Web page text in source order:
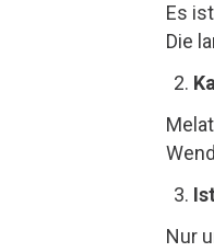
Es
Die
Nur